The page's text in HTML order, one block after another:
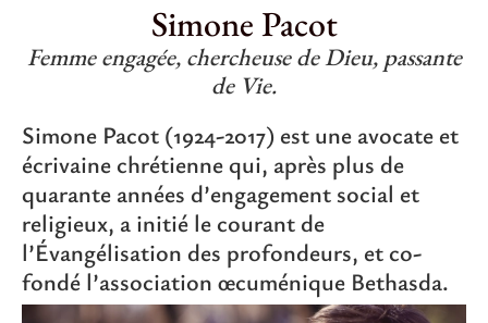
Simone Pacot
Femme engagée, chercheuse de Dieu, passante
de Vie.
Simone Pacot (1924-2017) est une avocate et
écrivaine chrétienne qui, après plus de
quarante années d’engagement social et
religieux, a initié le courant de
l’Évangélisation des profondeurs, et co-
fondé l’association œcuménique Bethasda.